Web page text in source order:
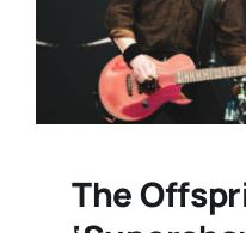
The